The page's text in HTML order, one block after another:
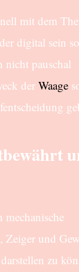
mit dem
digital sein
nicht pauschal
der Waage
mechanische
Zeiger und
zu